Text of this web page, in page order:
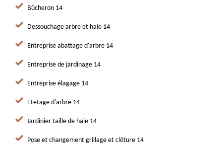
Bûcheron 14
Dessouchage arbre et haie 14
Entreprise abattage d'arbre 14
Entreprise de jardinage 14
Entreprise élagage 14
Etetage d'arbre 14
Jardinier taille de haie 14
Pose et changement grillage et clôture 14